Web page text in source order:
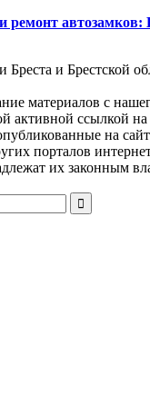
ремонт автозамков:
и Брестской
материалов с
активной ссылкой на
на
порталов
их законным